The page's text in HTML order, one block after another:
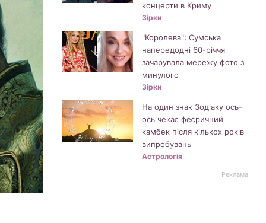
концерти в Криму
Зірки
"Королева": Сумська
напередодні 60-річчя
зачарувала мережу фото з
минулого
Зірки
На один знак Зодіаку ось-
ось чекає феєричний
камбек після кількох років
випробувань
Астрологія
Реклама